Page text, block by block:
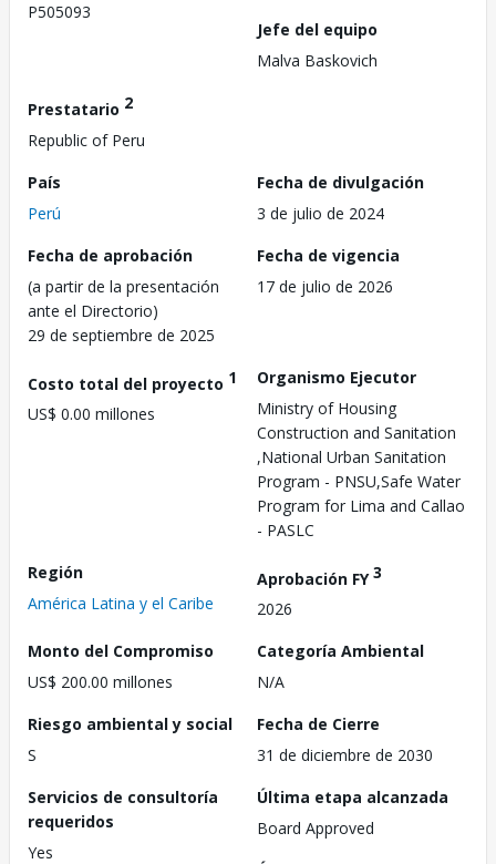
P505093
Jefe del equipo
Malva Baskovich
Prestatario 2
Republic of Peru
País
Perú
Fecha de divulgación
3 de julio de 2024
Fecha de aprobación
(a partir de la presentación
ante el Directorio)
29 de septiembre de 2025
Fecha de vigencia
17 de julio de 2026
Costo total del proyecto 1
US$ 0.00 millones
Organismo Ejecutor
Ministry of Housing
Construction and Sanitation
,National Urban Sanitation
Program - PNSU,Safe Water
Program for Lima and Callao
- PASLC
Región
América Latina y el Caribe
Aprobación FY3
2026
Monto del Compromiso
US$ 200.00 millones
Categoría Ambiental
N/A
Riesgo ambiental y social
S
Fecha de Cierre
31 de diciembre de 2030
Servicios de consultoría
requeridos
Yes
Última etapa alcanzada
Board Approved